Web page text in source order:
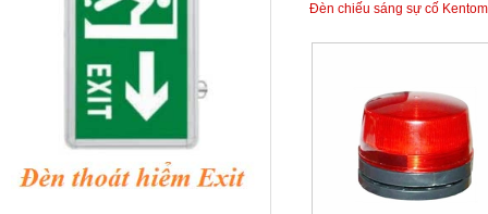
Đèn chiếu sáng sự cố